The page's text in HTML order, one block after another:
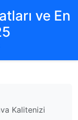
ve En
Kalitenizi